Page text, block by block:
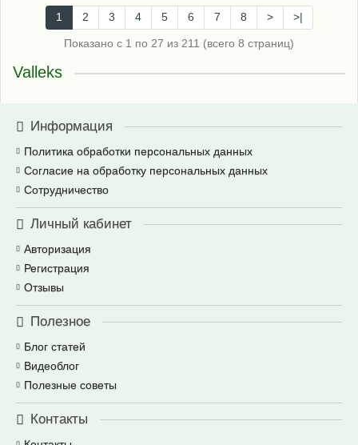
1 2 3 4 5 6 7 8 > >|
Показано с 1 по 27 из 211 (всего 8 страниц)
Valleks
Информация
Политика обработки персональных данных
Согласие на обработку персональных данных
Сотрудничество
Личный кабинет
Авторизация
Регистрация
Отзывы
Полезное
Блог статей
Видеоблог
Полезные советы
Контакты